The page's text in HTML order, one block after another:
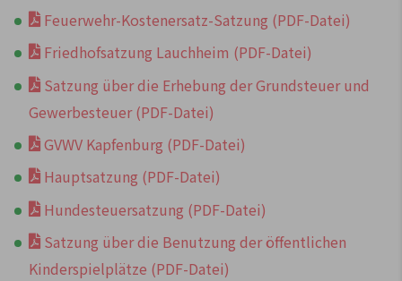
Feuerwehr-Kostenersatz-Satzung (PDF-Datei)
Friedhofsatzung Lauchheim (PDF-Datei)
Satzung über die Erhebung der Grundsteuer und
Gewerbesteuer (PDF-Datei)
GVWV Kapfenburg (PDF-Datei)
Hauptsatzung (PDF-Datei)
Hundesteuersatzung (PDF-Datei)
Satzung über die Benutzung der öffentlichen
Kinderspielplätze (PDF-Datei)